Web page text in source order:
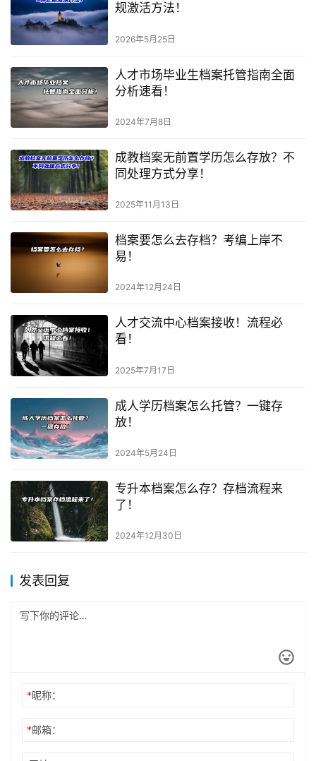
规激活方法！
2026年5月25日
人才市场毕业生档案托管指南全面
分析速看！
2024年7月8日
成教档案无前置学历怎么存放？不
同处理方式分享！
2025年11月13日
档案要怎么去存档？考编上岸不
易！
2024年12月24日
人才交流中心档案接收！流程必
看！
2025年7月17日
成人学历档案怎么托管？一键存
放！
2024年5月24日
专升本档案怎么存？存档流程来
了！
2024年12月30日
发表回复
*昵称：
*邮箱：